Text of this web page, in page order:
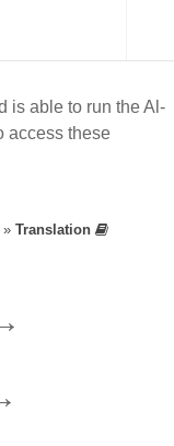
is able to run the Al-
access these
»Translation